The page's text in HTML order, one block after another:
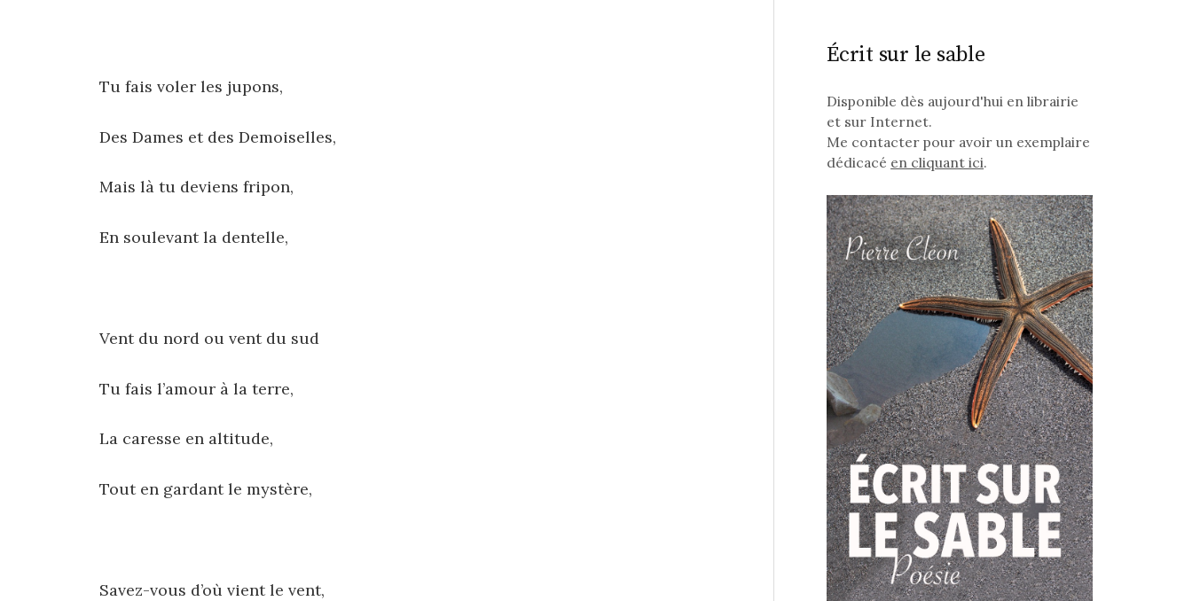
Tu fais voler les jupons,
Des Dames et des Demoiselles,
Mais là tu deviens fripon,
En soulevant la dentelle,
Vent du nord ou vent du sud
Tu fais l’amour à la terre,
La caresse en altitude,
Tout en gardant le mystère,
Savez-vous d’où vient le vent,
Écrit sur le sable
Disponible dès aujourd'hui en librairie
et sur Internet.
Me contacter pour avoir un exemplaire
dédicacé en cliquant ici.